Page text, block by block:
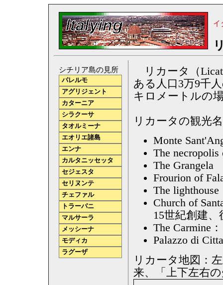
イ
リカータ（
ある人口3万9千
キロメートルの
リカータの観光
Monte
The
The Grangela
Frourion of
The
Church of
15世紀創建
The Carmine
Palazzo di
リカータ地図：
来、「上下左右
シチリア島の見所
パレルモ
アグリジェント
カターニア
シラクーサ
タオルミーナ
エオリエ諸島
エンナ
カルタニッセッタ
セジェスタ
セリヌンテ
チェファル
トラーパニ
マルサーラ
メッシーナ
モディカ
ラグーザ